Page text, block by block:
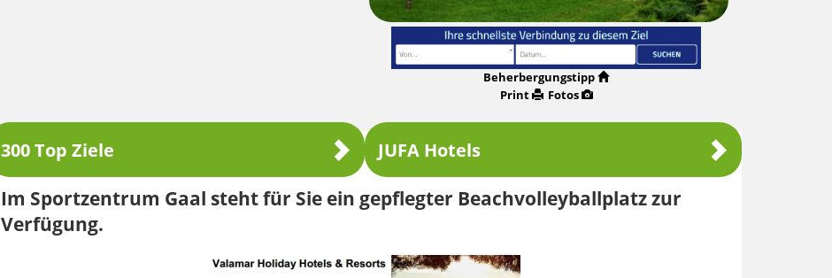
Beherbergungstipp
Print
Fotos
300 Top Ziele JUFA Hotels
Im Sportzentrum Gaal steht für Sie ein gepflegter Beachvolleyballplatz zur
Verfügung.